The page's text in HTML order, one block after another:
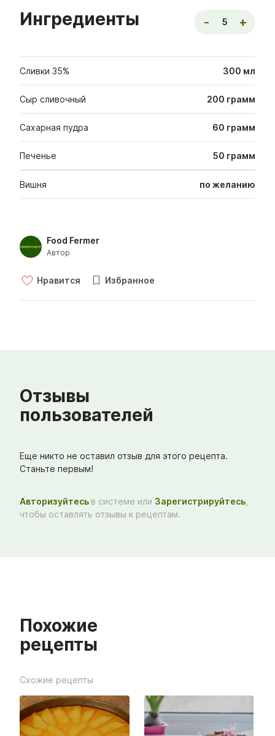
Ингредиенты - 5 +
Сливки 35% 300 мл
Сыр сливочный 200 грамм
Сахарная пудра 60 грамм
Печенье 50 грамм
Вишня по желанию
Food Fermer
Автор
Нравится Избранное
Отзывы
пользователей
Еще никто не оставил отзыв для этого рецепта.
Станьте первым!
Авторизуйтесь в системе или Зарегистрируйтесь
чтобы оставлять отзывы к рецептам.
Похожие
рецепты
Схожие рецепты